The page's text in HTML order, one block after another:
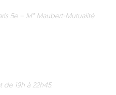
5e – M° Maubert-Mutualité
de 19h à 22h45.